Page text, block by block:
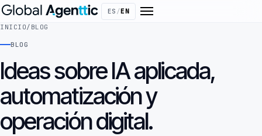
ES /EN
INICIO/ BLOG
BLOG
Ideas sobre IA aplicada,
automatización y
operación digital.